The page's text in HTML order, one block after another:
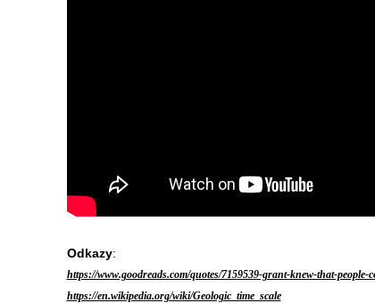
Odkazy:
https://www.goodreads.com/quotes/7159539-grant-knew-that-
https://en.wikipedia.org/wiki/Geologic_time_scale